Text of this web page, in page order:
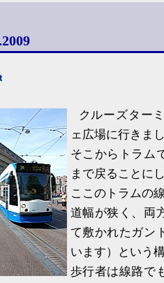
クルーズター
ェ広場に行きま
そこからトラム
まで戻ることに
ここのトラムの
道幅が狭く、両
て敷かれたガン
います）という
歩行者は線路で